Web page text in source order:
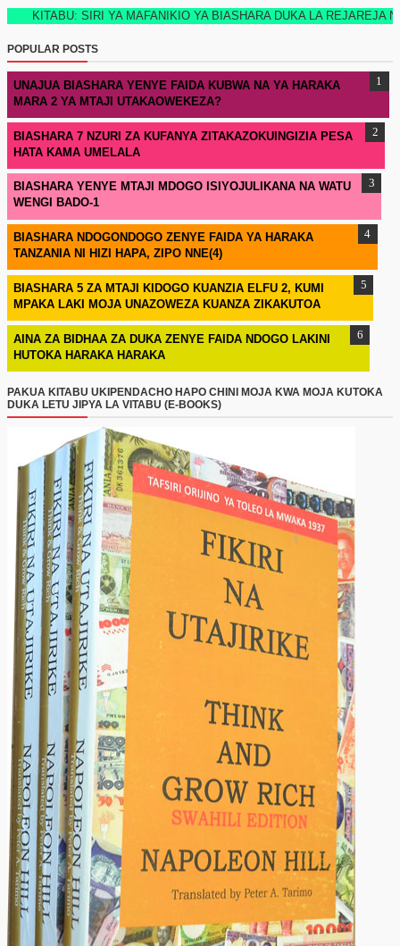
SIRI YA MAFANIKIO YA BIASHARA DUKA LA REJAREJA NEW
POPULAR POSTS
UNAJUA BIASHARA YENYE FAIDA KUBWA NA YA HARAKA
MARA 2 YA MTAJI UTAKAOWEKEZA?
BIASHARA 7 NZURI ZA KUFANYA ZITAKAZOKUINGIZIA PESA
HATA KAMA UMELALA
BIASHARA YENYE MTAJI MDOGO ISIYOJULIKANA NA WATU
WENGI BADO-1
BIASHARA NDOGONDOGO ZENYE FAIDA YA HARAKA
TANZANIA NI HIZI HAPA, ZIPO NNE(4)
BIASHARA 5 ZA MTAJI KIDOGO KUANZIA ELFU 2, KUMI
MPAKA LAKI MOJA UNAZOWEZA KUANZA ZIKAKUTOA
AINA ZA BIDHAA ZA DUKA ZENYE FAIDA NDOGO LAKINI
HUTOKA HARAKA HARAKA
PAKUA KITABU UKIPENDACHO HAPO CHINI MOJA KWA MOJA KUTOKA
DUKA LETU JIPYA LA VITABU (E-BOOKS)